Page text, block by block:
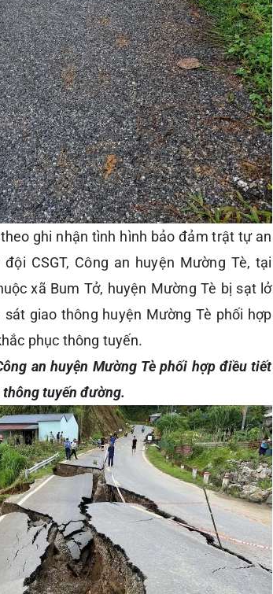
ghi nhận tình hình bảo đảm trật tự an
CSGT, Công an huyện Mường Tè, tại
xã Bum Tở, huyện Mường Tè bị sạt lở
giao thông huyện Mường Tè phối hợp
phục thông tuyến.
an huyện Mường Tè phối hợp điều tiết
tuyến đường.